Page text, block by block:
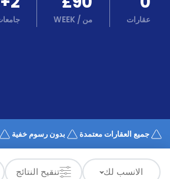
و
اكسب
كن
كيف
تعمل؟
الأسئلة
الشائعة
عقارات من /
WEEK
جميع العقارات معتمدة بدون رسوم خفية
الانسب لك تنقيح النتائج